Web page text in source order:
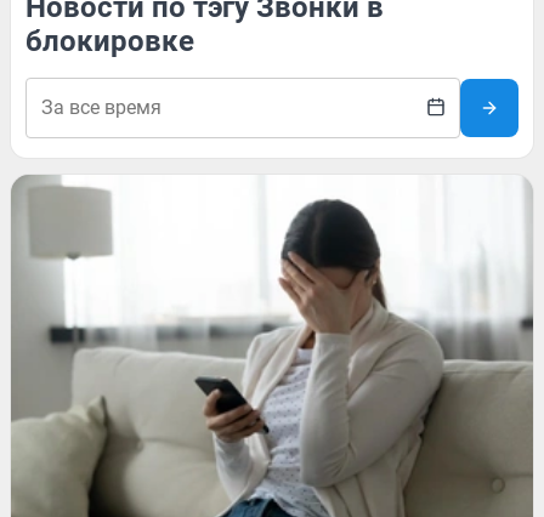
Новости по тэгу Звонки в
блокировке